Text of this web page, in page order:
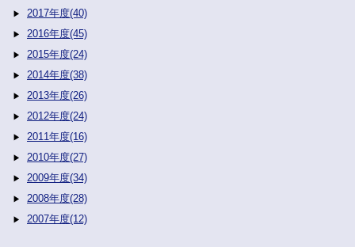
2017年度(40)
2016年度(45)
2015年度(24)
2014年度(38)
2013年度(26)
2012年度(24)
2011年度(16)
2010年度(27)
2009年度(34)
2008年度(28)
2007年度(12)